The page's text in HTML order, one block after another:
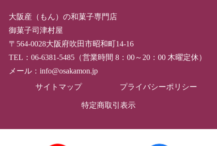
大阪産（もん）の和菓子専門店
御菓子司津村屋
〒564-0028大阪府吹田市昭和町14-16
TEL：06-6381-5485（営業時間 8：00～20：00 木曜定休）
メール：info@osakamon.jp
サイトマップ
プライバシーポリシー
特定商取引表示